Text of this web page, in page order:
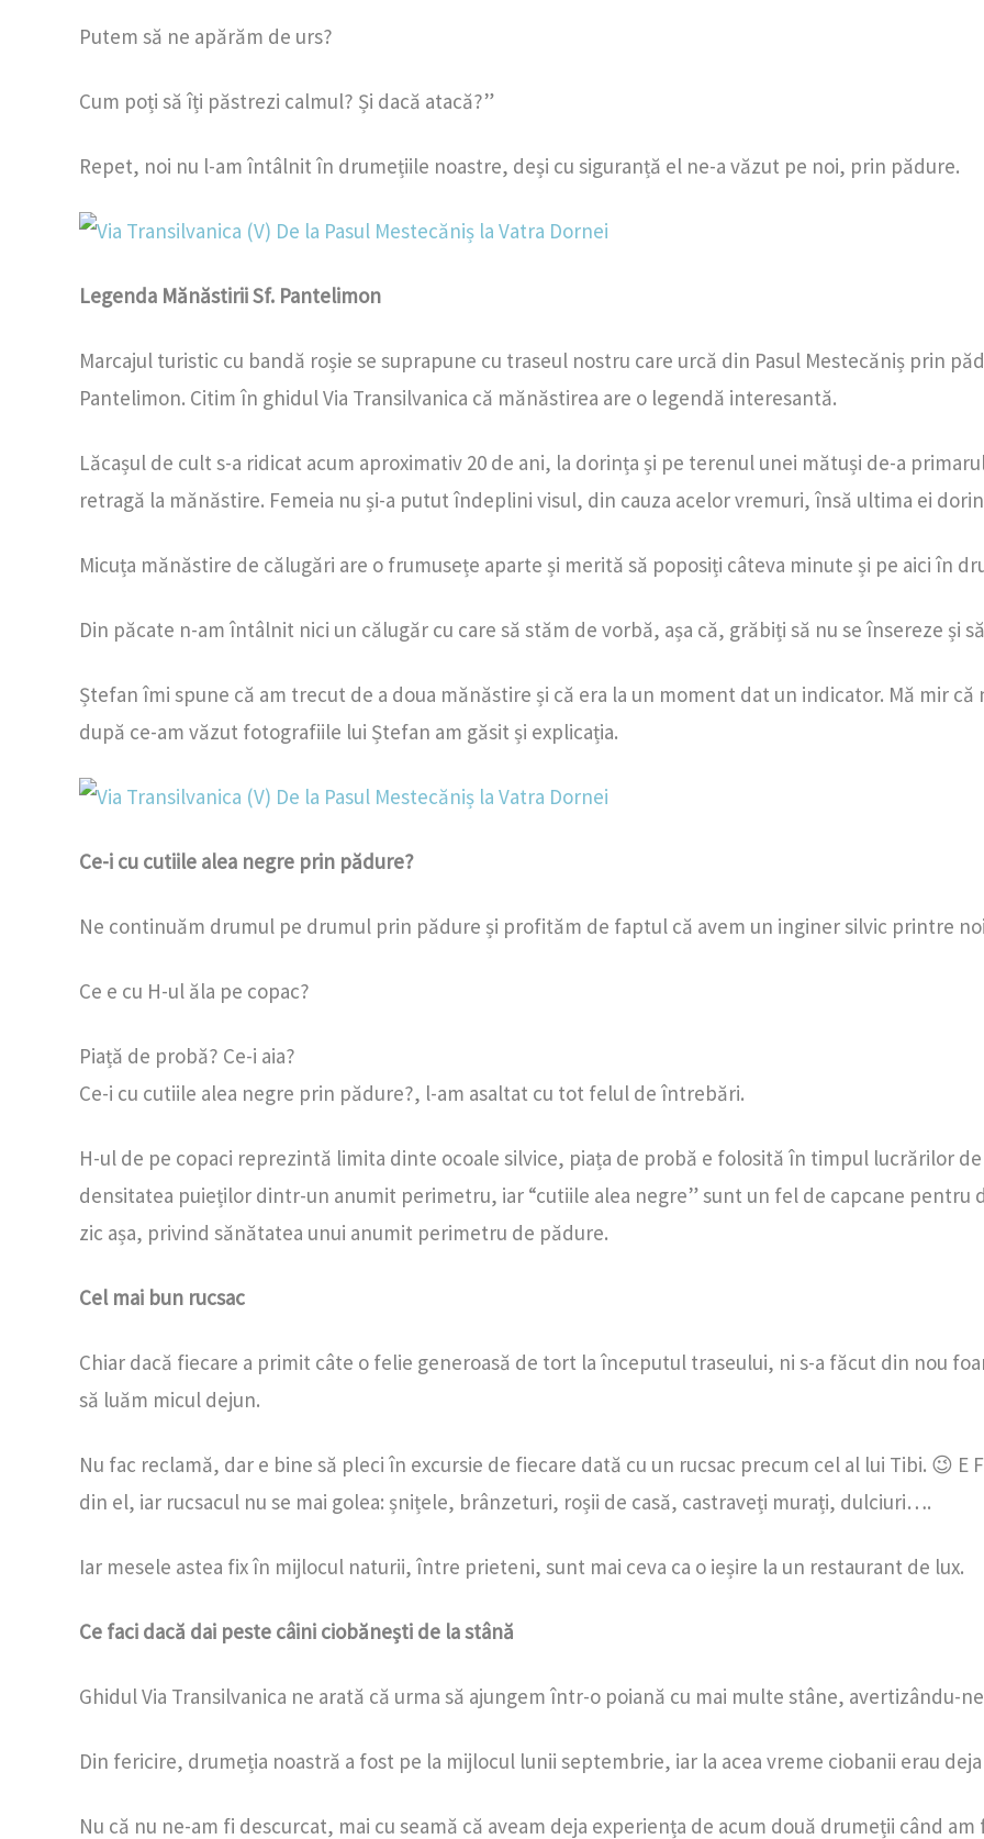
Putem să ne apărăm de urs?
Cum poți să îți păstrezi calmul? Și dacă atacă?”
Repet, noi nu l-am întâlnit în drumețiile noastre, deși cu siguranță el ne-a văzut pe noi, prin pădure.
Legenda Mănăstirii Sf. Pantelimon
Marcajul turistic cu bandă roșie se suprapune cu traseul nostru care urcă din Pasul Mestecăniș prin
Pantelimon. Citim în ghidul Via Transilvanica că mănăstirea are o legendă interesantă.
Lăcașul de cult s-a ridicat acum aproximativ 20 de ani, la dorința și pe terenul unei mătuși de-a
retragă la mănăstire. Femeia nu și-a putut îndeplini visul, din cauza acelor vremuri, însă ultima ei
Micuța mănăstire de călugări are o frumusețe aparte și merită să poposiți câteva minute și pe aici în
Din păcate n-am întâlnit nici un călugăr cu care să stăm de vorbă, așa că, grăbiți să nu se însereze și
Ștefan îmi spune că am trecut de a doua mănăstire și că era la un moment dat un indicator. Mă mir
după ce-am văzut fotografiile lui Ștefan am găsit și explicația.
Ce-i cu cutiile alea negre prin pădure?
Ne continuăm drumul pe drumul prin pădure și profităm de faptul că avem un inginer silvic printre
Ce e cu H-ul ăla pe copac?
Piață de probă? Ce-i aia?
Ce-i cu cutiile alea negre prin pădure?, l-am asaltat cu tot felul de întrebări.
H-ul de pe copaci reprezintă limita dinte ocoale silvice, piața de probă e folosită în timpul lucrărilor
densitatea puieților dintr-un anumit perimetru, iar “cutiile alea negre” sunt un fel de capcane pentru
zic așa, privind sănătatea unui anumit perimetru de pădure.
Cel mai bun rucsac
Chiar dacă fiecare a primit câte o felie generoasă de tort la începutul traseului, ni s-a făcut din nou
să luăm micul dejun.
Nu fac reclamă, dar e bine să pleci în excursie de fiecare dată cu un rucsac precum cel al lui Tibi. 😉
din el, iar rucsacul nu se mai golea: șnițele, brânzeturi, roșii de casă, castraveți murați, dulciuri….
Iar mesele astea fix în mijlocul naturii, între prieteni, sunt mai ceva ca o ieșire la un restaurant de lux.
Ce faci dacă dai peste câini ciobănești de la stână
Ghidul Via Transilvanica ne arată că urma să ajungem într-o poiană cu mai multe stâne, avertizându-
Din fericire, drumeția noastră a fost pe la mijlocul lunii septembrie, iar la acea vreme ciobanii erau
Nu că nu ne-am fi descurcat, mai cu seamă că aveam deja experiența de acum două drumeții când